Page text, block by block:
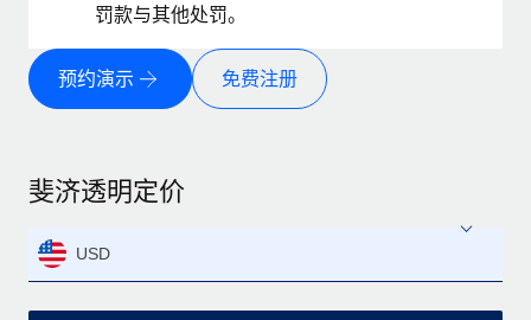
罚款与其他处罚。
预约演示 免费注册
斐济透明定价
USD